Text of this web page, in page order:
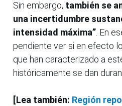
Sin embargo, también se
una incertidumbre
intensidad máxima”. En
pendiente ver si en efecto
que han caracterizado a
históricamente se dan
[Lea también: Región